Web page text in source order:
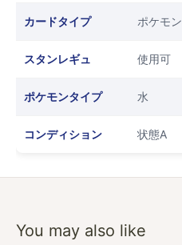
カードタイプ ポケモン
スタンレギュ 使用可
ポケモンタイプ 水
コンディション 状態A
You may also like